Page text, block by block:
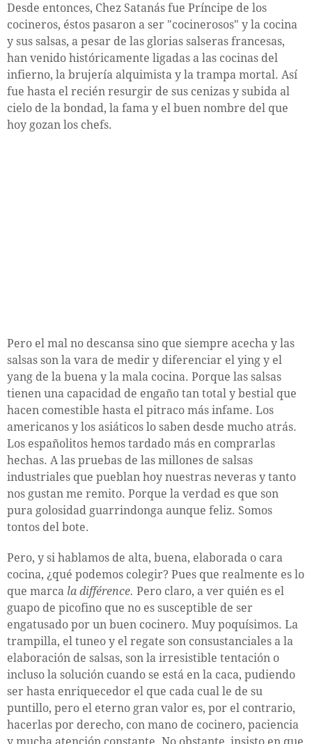
Desde entonces, Chez Satanás fue Príncipe de los
cocineros, éstos pasaron a ser "cocinerosos" y la cocina
y sus salsas, a pesar de las glorias salseras francesas,
han venido históricamente ligadas a las cocinas del
infierno, la brujería alquimista y la trampa mortal. Así
fue hasta el recién resurgir de sus cenizas y subida al
cielo de la bondad, la fama y el buen nombre del que
hoy gozan los chefs.
Pero el mal no descansa sino que siempre acecha y las
salsas son la vara de medir y diferenciar el ying y el
yang de la buena y la mala cocina. Porque las salsas
tienen una capacidad de engaño tan total y bestial que
hacen comestible hasta el pitraco más infame. Los
americanos y los asiáticos lo saben desde mucho atrás.
Los españolitos hemos tardado más en comprarlas
hechas. A las pruebas de las millones de salsas
industriales que pueblan hoy nuestras neveras y tanto
nos gustan me remito. Porque la verdad es que son
pura golosidad guarrindonga aunque feliz. Somos
tontos del bote.
Pero, y si hablamos de alta, buena, elaborada o cara
cocina, ¿qué podemos colegir? Pues que realmente es lo
que marca la différence. Pero claro, a ver quién es el
guapo de picofino que no es susceptible de ser
engatusado por un buen cocinero. Muy poquísimos. La
trampilla, el tuneo y el regate son consustanciales a la
elaboración de salsas, son la irresistible tentación o
incluso la solución cuando se está en la caca, pudiendo
ser hasta enriquecedor el que cada cual le de su
puntillo, pero el eterno gran valor es, por el contrario,
hacerlas por derecho, con mano de cocinero, paciencia
y mucha atención constante. No obstante, insisto en que